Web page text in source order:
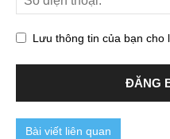
Lưu thông tin của bạn cho
Bài viết liên quan